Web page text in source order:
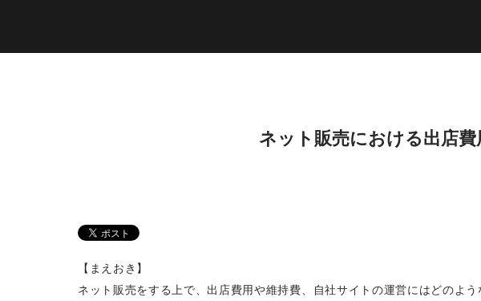
ネット販売における出店
【まえおき】
ネット販売をする上で、出店費用や維持費、自社サイトの運営にはどのよ